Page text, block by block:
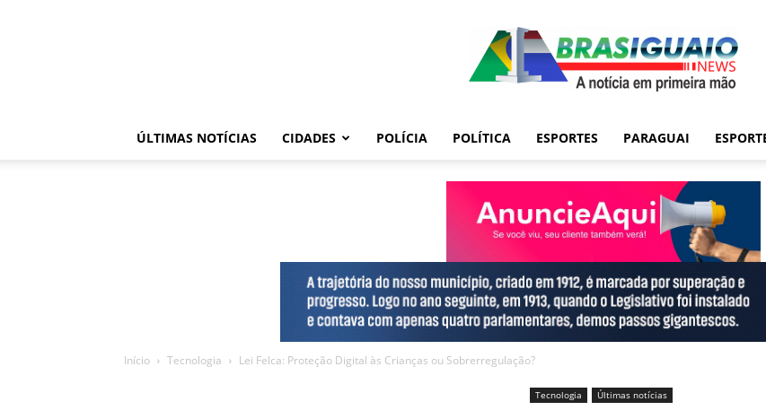
ÚLTIMAS NOTÍCIAS CIDADES POLÍCIA POLÍTICA ESPORTES PARAGUAI
Início Tecnologia Lei Felca: Proteção Digital às Crianças ou Sobrerregulação?
Tecnologia Últimas notícias